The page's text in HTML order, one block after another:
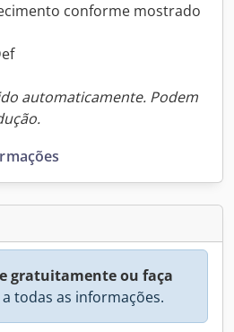
conforme mostrado
automaticamente. Podem
gratuitamente ou faça
todas as informações.